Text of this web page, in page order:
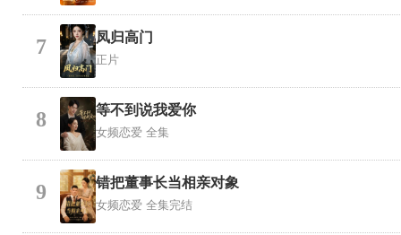
7 凤归高门
正片
8 等不到说我爱你
女频恋爱 全集
9 错把董事长当相亲对象
女频恋爱 全集完结